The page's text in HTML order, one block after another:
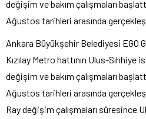
değişim ve bakım çalışmaları
Ağustos tarihleri arasında
Ankara Büyükşehir Belediyesi EGO
Kızılay Metro hattının Ulus-Sıhhiye
değişim ve bakım çalışmaları
Ağustos tarihleri arasında
Ray değişim çalışmaları süresince